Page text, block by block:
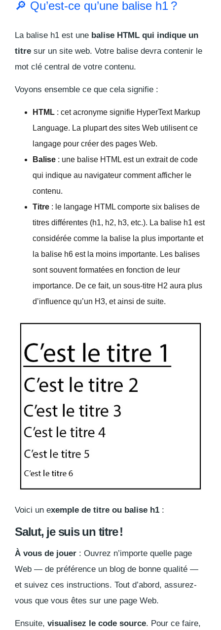
🔎 Qu’est-ce qu’une balise h1 ?
La balise h1 est une balise HTML qui indique un
titre sur un site web. Votre balise devra contenir le
mot clé central de votre contenu.
Voyons ensemble ce que cela signifie :
HTML : cet acronyme signifie HyperText Markup
Language. La plupart des sites Web utilisent ce
langage pour créer des pages Web.
Balise : une balise HTML est un extrait de code
qui indique au navigateur comment afficher le
contenu.
Titre : le langage HTML comporte six balises de
titres différentes (h1, h2, h3, etc.). La balise h1 est
considérée comme la balise la plus importante et
la balise h6 est la moins importante. Les balises
sont souvent formatées en fonction de leur
importance. De ce fait, un sous-titre H2 aura plus
d’influence qu’un H3, et ainsi de suite.
Voici un exemple de titre ou balise h1 :
Salut, je suis un titre !
À vous de jouer : Ouvrez n’importe quelle page
Web — de préférence un blog de bonne qualité —
et suivez ces instructions. Tout d’abord, assurez-
vous que vous êtes sur une page Web.
Ensuite, visualisez le code source. Pour ce faire,